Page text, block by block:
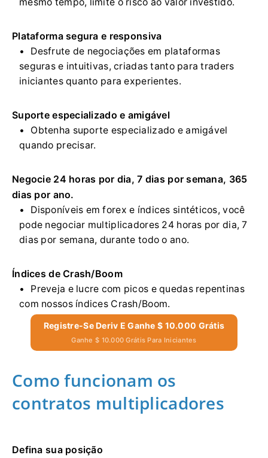
Plataforma segura e responsiva
Desfrute de negociações em plataformas
seguras e intuitivas, criadas tanto para traders
iniciantes quanto para experientes.
Suporte especializado e amigável
Obtenha suporte especializado e amigável
quando precisar.
Negocie 24 horas por dia, 7 dias por semana, 365
dias por ano.
Disponíveis em forex e índices sintéticos, você
pode negociar multiplicadores 24 horas por dia, 7
dias por semana, durante todo o ano.
Índices de Crash/Boom
Preveja e lucre com picos e quedas repentinas
com nossos índices Crash/Boom.
Registre-Se Deriv E Ganhe $ 10.000 Grátis
Ganhe $ 10.000 Grátis Para Iniciantes
Como funcionam os
contratos multiplicadores
Defina sua posição